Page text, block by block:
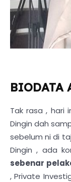
BIODATA
Tak rasa , hari
Dingin dah
sebelum ni di
Dingin , ada
sebenar
, Private